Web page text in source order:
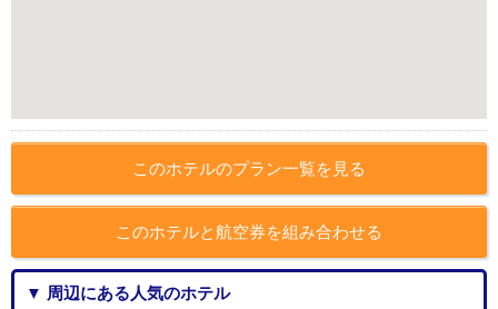
このホテルのプラン一覧を見る
このホテルと航空券を組み合わせる
▼ 周辺にある人気のホテル